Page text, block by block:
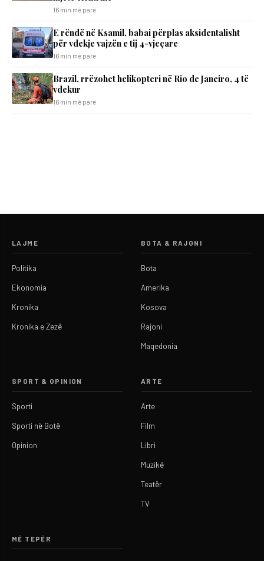
16 min më parë
E rëndë në Ksamil, babai përplas aksidentalisht
për vdekje vajzën e tij 4-vjeçare
16 min më parë
Brazil, rrëzohet helikopteri në Rio de Janeiro, 4 të
vdekur
16 min më parë
LAJME
Politika
Ekonomia
Kronika
Kronika e Zezë
BOTA & RAJONI
Bota
Amerika
Kosova
Rajoni
Maqedonia
SPORT & OPINION
Sporti
Sporti në Botë
Opinion
ARTE
Arte
Film
Libri
Muzikë
Teatër
TV
MË TEPËR